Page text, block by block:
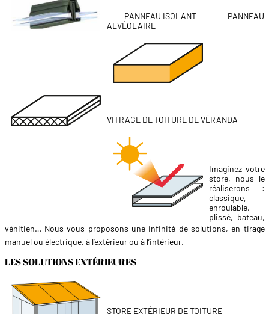
PANNEAU ISOLANT PANNEAU
ALVÉOLAIRE
VITRAGE DE TOITURE DE VÉRANDA
Imaginez votre
store, nous le
réaliserons :
classique,
enroulable,
plissé, bateau,
vénitien… Nous vous proposons une infinité de solutions, en tirage
manuel ou électrique, à l’extérieur ou à l’intérieur.
LES SOLUTIONS EXTÉRIEURES
STORE EXTÉRIEUR DE TOITURE